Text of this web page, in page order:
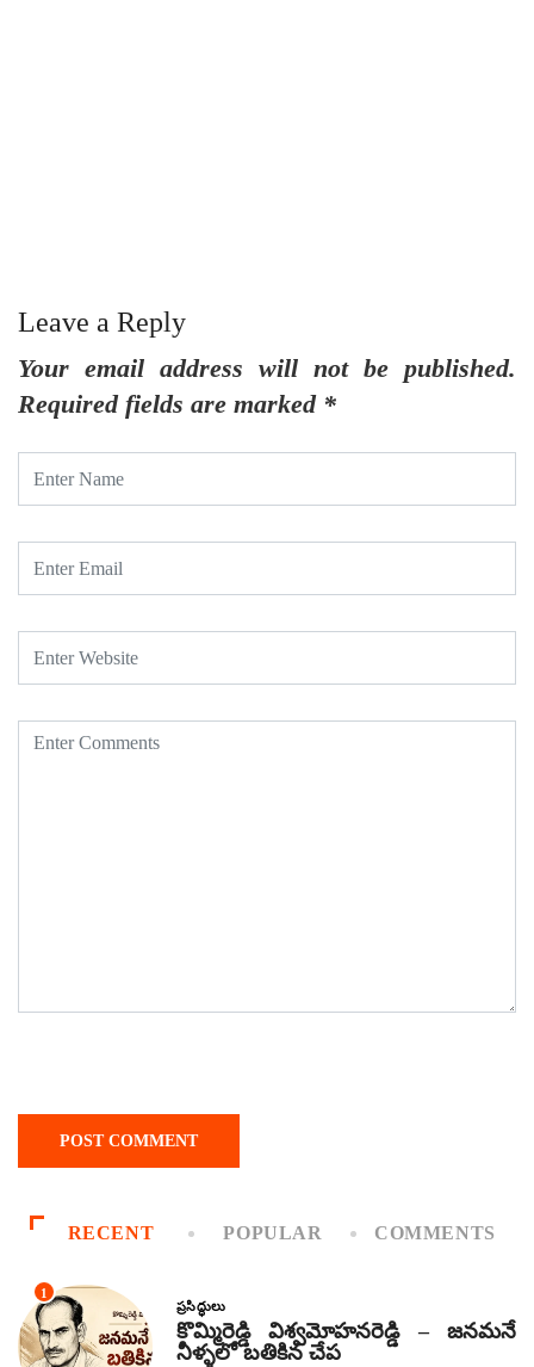
Leave a Reply
Your email address will not be published.
Required fields are marked *
RECENT POPULAR COMMENTS
1
ప్రసిద్ధులు
కొమ్మిరెడ్డి విశ్వమోహనరెడ్డి – జనమనే
నీళ్ళలో బతికిన చేప